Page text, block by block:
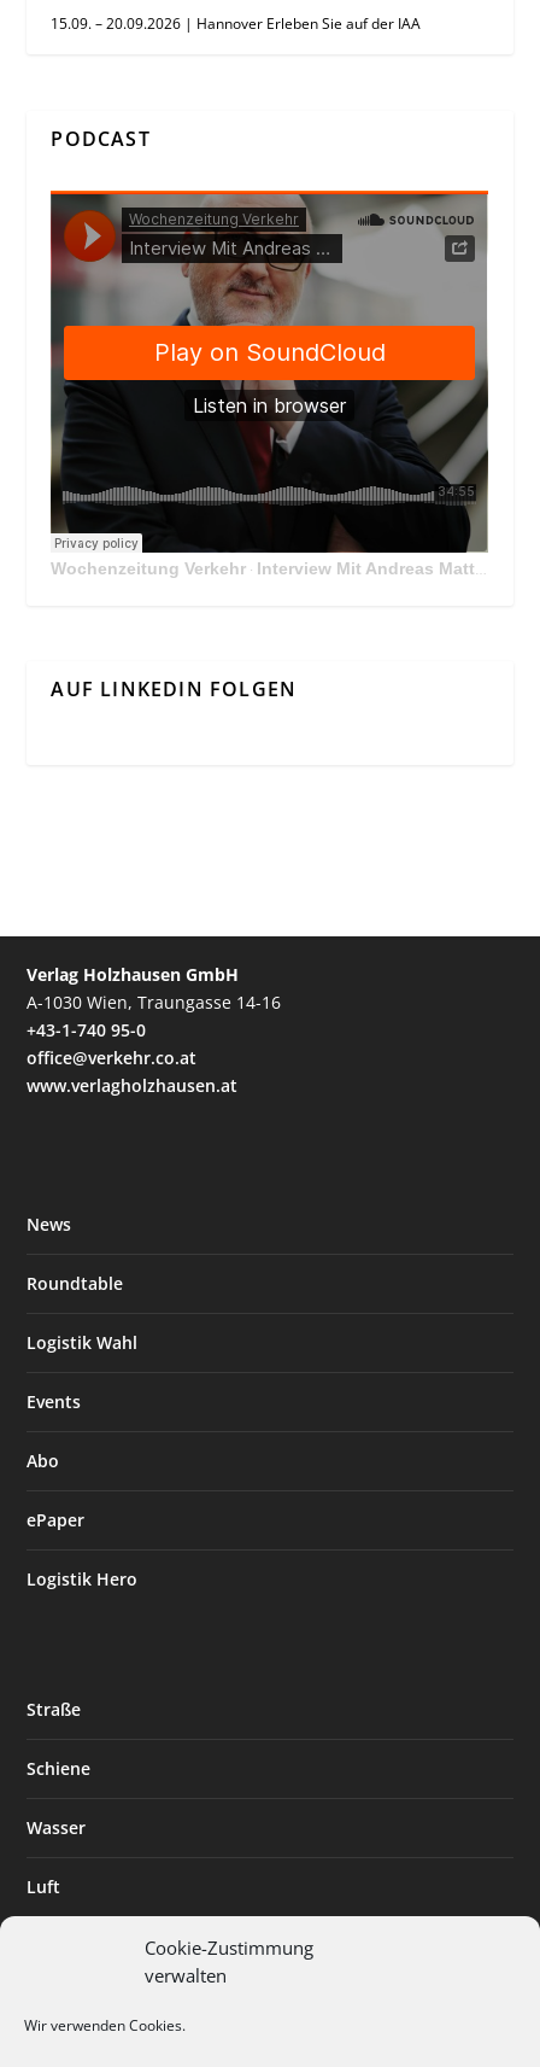
Cookie-Zustimmung
verwalten
Wir verwenden Cookies.
15.09. – 20.09.2026 | Hannover Erleben Sie auf der IAA
PODCAST
Wochenzeitung Verkehr · Interview Mit Andreas Matthä, CEO der ÖBB Holding
AUF LINKEDIN FOLGEN
Verlag Holzhausen GmbH
A-1030 Wien, Traungasse 14-16
+43-1-740 95-0
office@verkehr.co.at
www.verlagholzhausen.at
News
Roundtable
Logistik Wahl
Events
Abo
ePaper
Logistik Hero
Straße
Schiene
Wasser
Luft